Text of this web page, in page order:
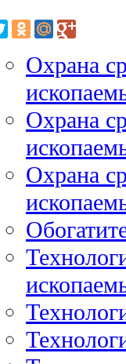
Охрана
Охрана
Охрана